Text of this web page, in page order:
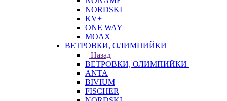
NORDSKI
KV+
ONE WAY
MOAX
ВЕТРОВКИ, ОЛИМПИЙКИ
Назад
ВЕТРОВКИ, ОЛИМПИЙКИ
ANTA
BIVIUM
FISCHER